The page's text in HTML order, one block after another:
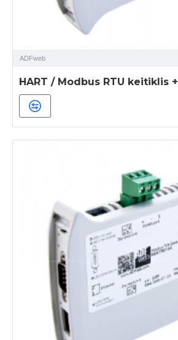
ADFweb
HART / Modbus RTU keitiklis +